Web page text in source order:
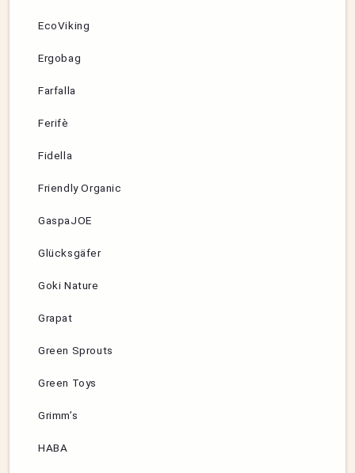
EcoViking
Ergobag
Farfalla
Ferifè
Fidella
Friendly Organic
GaspaJOE
Glücksgäfer
Goki Nature
Grapat
Green Sprouts
Green Toys
Grimm’s
HABA